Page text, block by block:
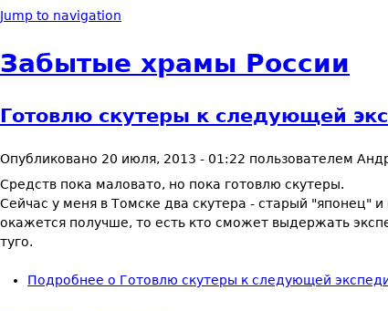
Jump to navigation
Забытые храмы России
Готовлю скутеры к следующей
Опубликовано 20 июля, 2013 - 01:22 пользователем
Средств пока маловато, но пока готовлю скутеры.
Сейчас у меня в Томске два скутера - старый "японец"
окажется получше, то есть кто сможет выдержать
туго.
Подробнее о Готовлю скутеры к следующей